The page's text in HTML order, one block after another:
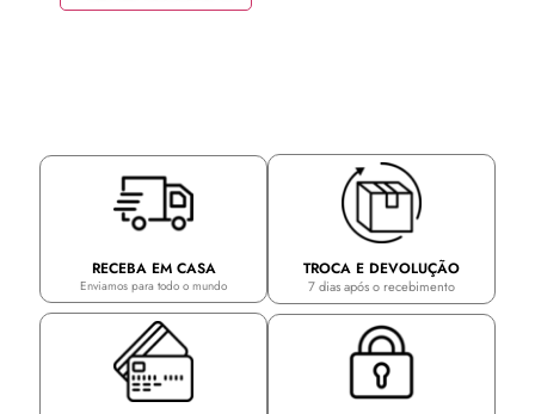
RECEBA EM CASA
Enviamos para todo o mundo
TROCA E DEVOLUÇÃO
7 dias após o recebimento